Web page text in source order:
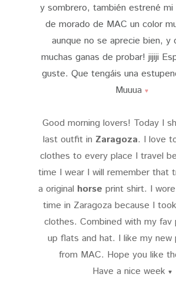
y sombrero, también estrené mi
de morado de MAC un color
aunque no se aprecie bien, y
muchas ganas de probar! jijiji
guste. Que tengáis una
Muuua ♥
Good morning lovers! Today I
last outfit in Zaragoza. I love
clothes to every place I travel
time I wear I will remember that
a original horse print shirt. I
time in Zaragoza because I
clothes. Combined with my fav
up flats and hat. I like my new
from MAC. Hope you like
Have a nice week ♥